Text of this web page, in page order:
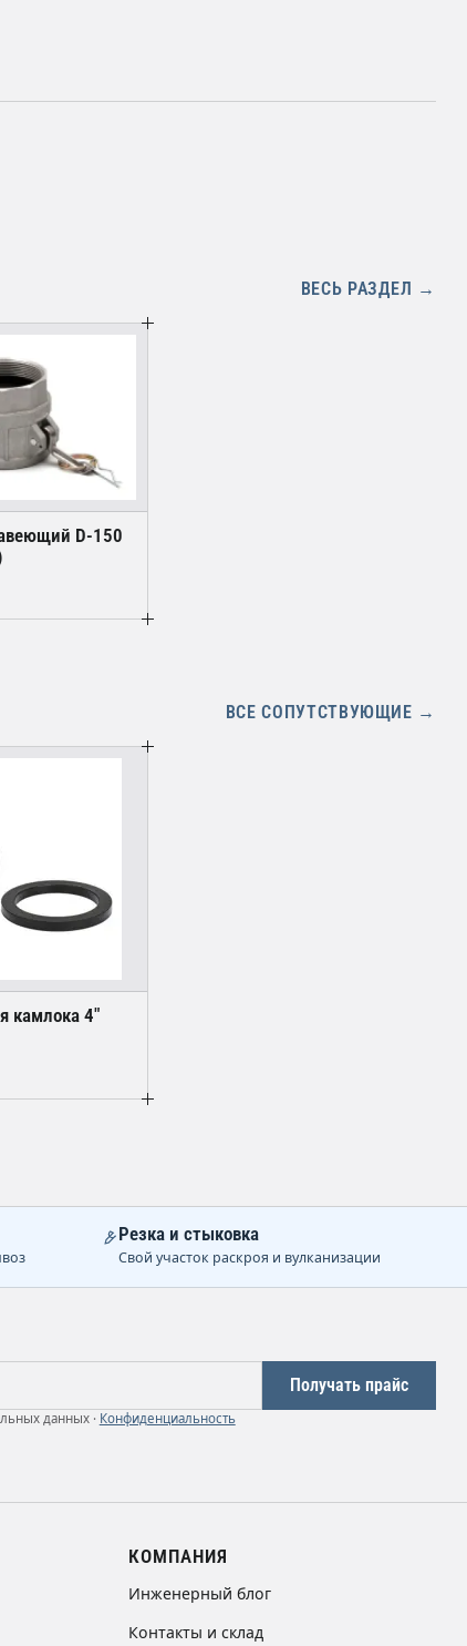
ВЕСЬ РАЗДЕЛ →
D-150
ВСЕ СОПУТСТВУЮЩИЕ →
камлока 4"
Резка и стыковка
Свой участок раскроя и вулканизации
Получать прайс
данных · Конфиденциальность
КОМПАНИЯ
Инженерный блог
Контакты и склад